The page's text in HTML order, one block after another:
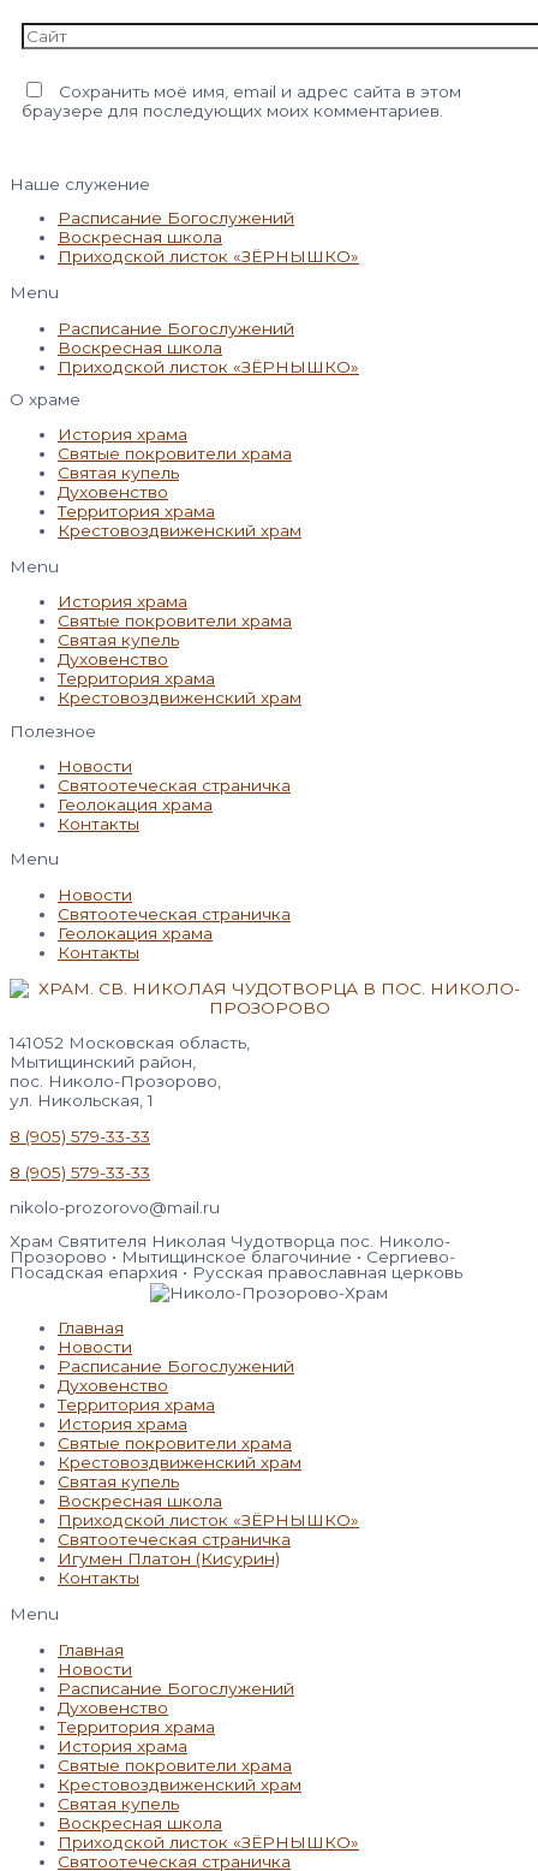
Сайт
Сохранить моё имя, email и адрес сайта в этом
браузере для последующих моих комментариев.
Наше служение
Расписание Богослужений
Воскресная школа
Приходской листок «ЗЁРНЫШКО»
Menu
Расписание Богослужений
Воскресная школа
Приходской листок «ЗЁРНЫШКО»
О храме
История храма
Святые покровители храма
Святая купель
Духовенство
Территория храма
Крестовоздвиженский храм
Menu
История храма
Святые покровители храма
Святая купель
Духовенство
Территория храма
Крестовоздвиженский храм
Полезное
Новости
Святоотеческая страничка
Геолокация храма
Контакты
Menu
Новости
Святоотеческая страничка
Геолокация храма
Контакты
141052 Московская область,
Мытищинский район,
пос. Николо-Прозорово,
ул. Никольская, 1
8 (905) 579-33-33
8 (905) 579-33-33
nikolo-prozorovo@mail.ru
Храм Святителя Николая Чудотворца пос. Николо-
Прозорово • Мытищинское благочиние • Сергиево-
Посадская епархия • Русская православная церковь
Главная
Новости
Расписание Богослужений
Духовенство
Территория храма
История храма
Святые покровители храма
Крестовоздвиженский храм
Святая купель
Воскресная школа
Приходской листок «ЗЁРНЫШКО»
Святоотеческая страничка
Игумен Платон (Кисурин)
Контакты
Menu
Главная
Новости
Расписание Богослужений
Духовенство
Территория храма
История храма
Святые покровители храма
Крестовоздвиженский храм
Святая купель
Воскресная школа
Приходской листок «ЗЁРНЫШКО»
Святоотеческая страничка